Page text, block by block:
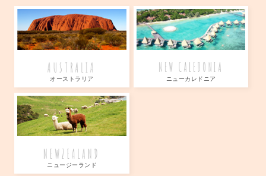
AUSTRALIA
オーストラリア
NEW CALEDONIA
ニューカレドニア
NEWZEALAND
ニュージーランド